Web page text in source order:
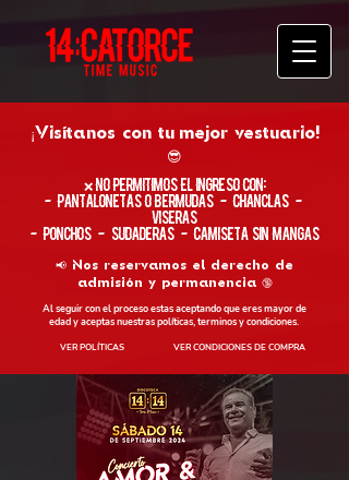
¡Visítanos con tu mejor vestuario!
😎
​❌ No permitimos el ingreso con:
- Pantalonetas o Bermudas - Chanclas -
Viseras
- Ponchos - Sudaderas - Camiseta sin Mangas
📢 Nos reservamos el derecho de
admisión y permanencia 🔞
Al seguir con el proceso estas aceptando que eres mayor de
edad y aceptas nuestras políticas, terminos y condiciones.
VER POLÍTICAS VER CONDICIONES DE COMPRA